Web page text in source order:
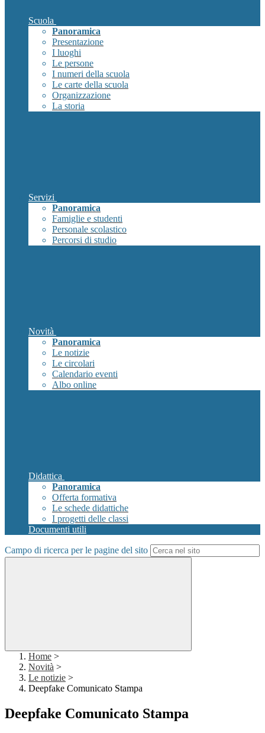
Scuola
Panoramica
Presentazione
I luoghi
Le persone
I numeri della scuola
Le carte della scuola
Organizzazione
La storia
Servizi
Panoramica
Famiglie e studenti
Personale scolastico
Percorsi di studio
Novità
Panoramica
Le notizie
Le circolari
Calendario eventi
Albo online
Didattica
Panoramica
Offerta formativa
Le schede didattiche
I progetti delle classi
Documenti utili
Campo di ricerca per le pagine del sito
Home >
Novità >
Le notizie >
Deepfake Comunicato Stampa
Deepfake Comunicato Stampa